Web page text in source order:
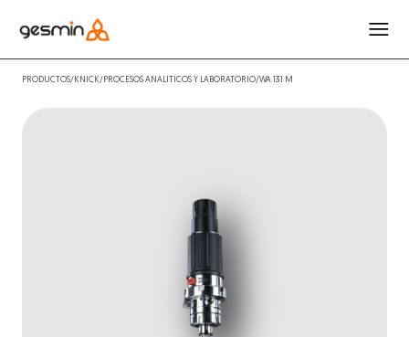
PRODUCTOS/KNICK/PROCESOS ANALITICOS Y LABORATORIO/WA 131 M